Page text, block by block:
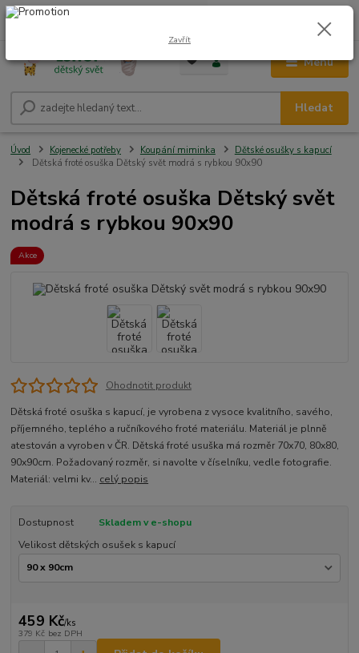
Menu
Hledat
+420 604 278 943 0,00 Kč
Úvod Kojenecké potřeby Koupání miminka
Dětské osušky s kapucí
Dětská froté osuška Dětský svět modrá s rybkou 90x90
Dětská froté osuška Dětský svět
modrá s rybkou 90x90
Akce
Ohodnotit produkt
Dětská froté osuška s kapucí, je vyrobena z vysoce kvalitního, savého,
příjemného, teplého a ručníkového froté materiálu. Materiál je plnně
atestován a vyroben v ČR. Dětská froté usuška má rozměr 70x70, 80x80,
90x90cm. Požadovaný rozměr, si navolte v číselníku, vedle fotografie.
Materiál: velmi kv... celý popis
Dostupnost
Skladem v e-shopu
Velikost dětských osušek s kapucí
459 Kč/ks
379 Kč bez DPH
Zavřít